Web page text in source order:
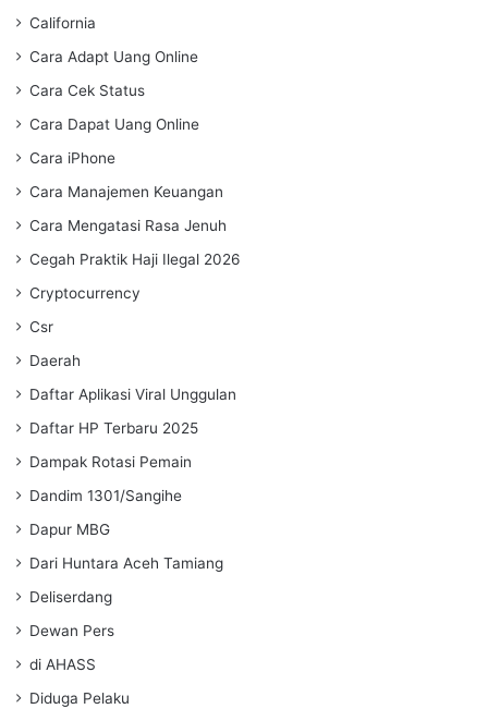
California
Cara Adapt Uang Online
Cara Cek Status
Cara Dapat Uang Online
Cara iPhone
Cara Manajemen Keuangan
Cara Mengatasi Rasa Jenuh
Cegah Praktik Haji Ilegal 2026
Cryptocurrency
Csr
Daerah
Daftar Aplikasi Viral Unggulan
Daftar HP Terbaru 2025
Dampak Rotasi Pemain
Dandim 1301/Sangihe
Dapur MBG
Dari Huntara Aceh Tamiang
Deliserdang
Dewan Pers
di AHASS
Diduga Pelaku